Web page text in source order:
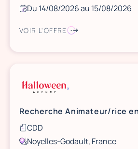
Du 14/08/2026 au 15/08/2026
VOIR L'OFFRE
CDD
Noyelles-Godault, France